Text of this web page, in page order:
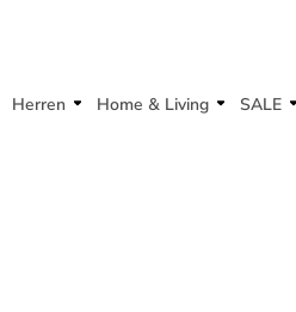
Herren Home & Living SALE